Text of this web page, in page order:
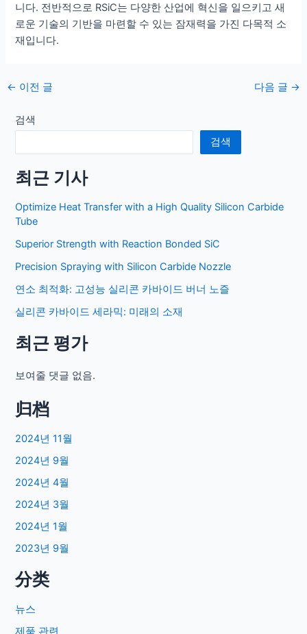
니다. 전반적으로 RSiC는 다양한 산업에 혁신을 일으키고 새
로운 기술의 기반을 마련할 수 있는 잠재력을 가진 다목적 소
재입니다.
포
← 이전 글 다음 글 →
검색
검색
최근 기사
Optimize Heat Transfer with a High Quality Silicon Carbide
Tube
Superior Strength with Reaction Bonded SiC
Precision Spraying with Silicon Carbide Nozzle
연소 최적화: 고성능 실리콘 카바이드 버너 노즐
실리콘 카바이드 세라믹: 미래의 소재
최근 평가
보여줄 댓글 없음.
归档
2024년 11월
2024년 9월
2024년 4월
2024년 3월
2024년 1월
2023년 9월
分类
뉴스
제품 관련